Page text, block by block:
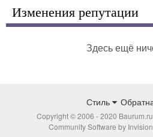
Изменения репутации
Здесь ещё
Стиль
Copyright © 2006 - 2020
Community Software by